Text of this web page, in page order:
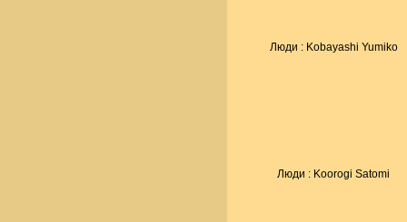
Люди : Kobayashi Yumiko
Люди : Koorogi Satomi